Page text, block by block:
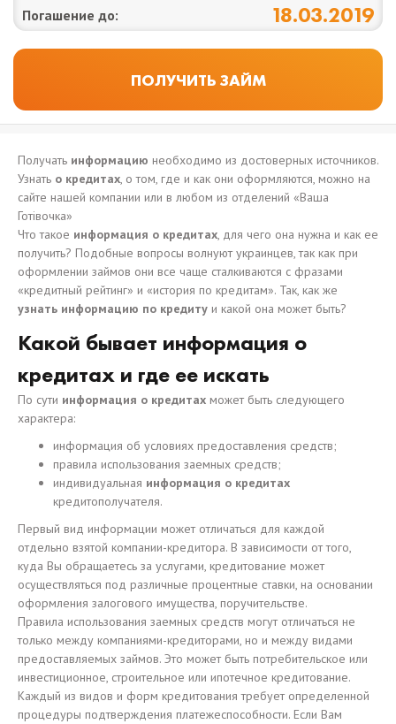
Погашение до: 18.03.2019
Получать информацию необходимо из достоверных источников.
Узнать о кредитах, о том, где и как они оформляются, можно на
сайте нашей компании или в любом из отделений «Ваша
Готівочка»
Что такое информация о кредитах, для чего она нужна и как ее
получить? Подобные вопросы волнуют украинцев, так как при
оформлении займов они все чаще сталкиваются с фразами
«кредитный рейтинг» и «история по кредитам». Так, как же
узнать информацию по кредиту и какой она может быть?
Какой бывает информация о
кредитах и где ее искать
По сути информация о кредитах может быть следующего
характера:
информация об условиях предоставления средств;
правила использования заемных средств;
индивидуальная информация о кредитах
кредитополучателя.
Первый вид информации может отличаться для каждой
отдельно взятой компании-кредитора. В зависимости от того,
куда Вы обращаетесь за услугами, кредитование может
осуществляться под различные процентные ставки, на основании
оформления залогового имущества, поручительстве.
Правила использования заемных средств могут отличаться не
только между компаниями-кредиторами, но и между видами
предоставляемых займов. Это может быть потребительское или
инвестиционное, строительное или ипотечное кредитование.
Каждый из видов и форм кредитования требует определенной
процедуры подтверждения платежеспособности. Если Вам